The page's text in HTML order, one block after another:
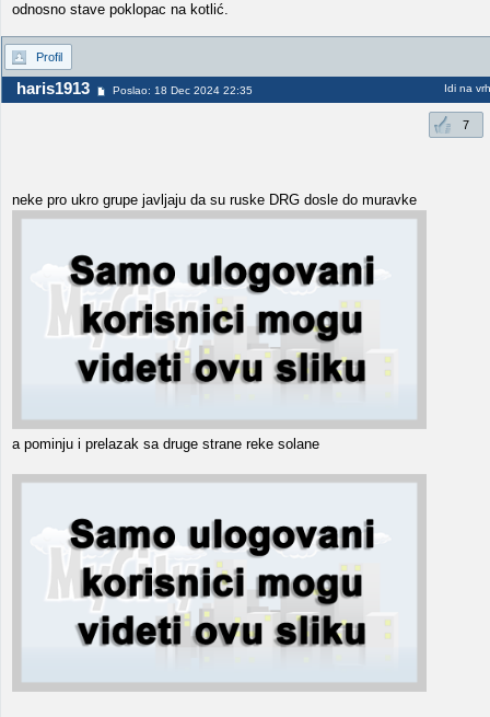
odnosno stave poklopac na kotlić.
Profil
haris1913 Poslao: 18 Dec 2024 22:35 Idi na vrh
7
neke pro ukro grupe javljaju da su ruske DRG dosle do muravke
a pominju i prelazak sa druge strane reke solane